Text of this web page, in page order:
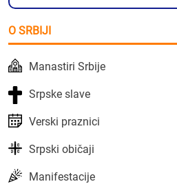
O SRBIJI
Manastiri Srbije
Srpske slave
Verski praznici
Srpski običaji
Manifestacije